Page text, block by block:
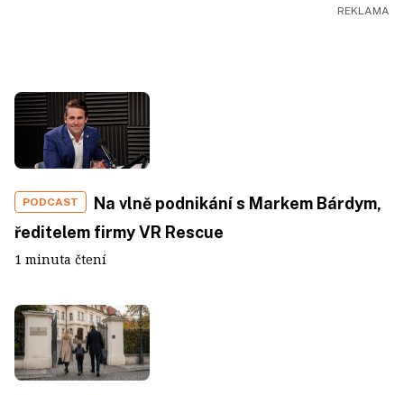
PODCAST
Na vlně podnikání s Markem Bárdym,
ředitelem firmy VR Rescue
1 minuta čtení